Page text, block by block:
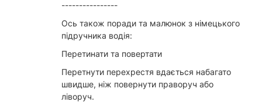
----------------
Ось також поради та малюнок з німецького
підручника водія:
Перетинати та повертати
Перетнути перехрестя вдається набагато
швидше, ніж повернути праворуч або
ліворуч.